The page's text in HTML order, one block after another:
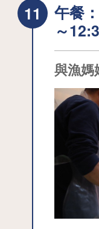
點一樣
與漁民進
※出於安
日語的
午餐
～
與漁媽